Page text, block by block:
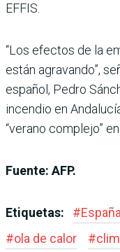
EFFIS.
“Los efectos de la
están agravando”,
español, Pedro
incendio en
“verano complejo”
Fuente: AFP.
Etiquetas: #
#ola de calor #